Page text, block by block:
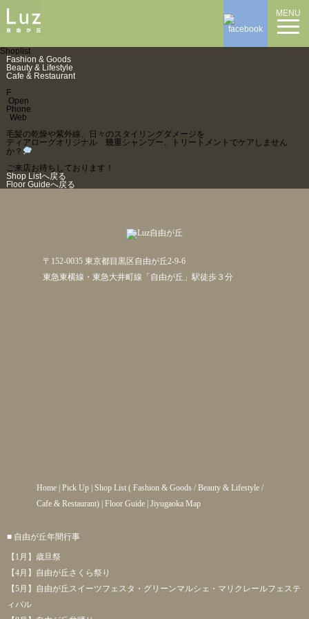
MENU
Shoplist
Fashion & Goods
Beauty & Lifestyle
Cafe & Restaurant
F
Open
Phone
Web
毛髪の乾燥や紫外線、日々のスタイリングダメージを
ディアローグオリジナル 幾重シャンプー、トリートメントでケアしません
か？
ご来店お待ちしております！
Shop Listへ戻る
Floor Guideへ戻る
〒152-0035 東京都目黒区自由が丘2-9-6
東急東横線・東急大井町線「自由が丘」駅徒歩３分
Home| Pick Up| Shop List( Fashion & Goods / Beauty & Lifestyle/
Cafe & Restaurant) | Floor Guide| Jiyugaoka Map
■ 自由が丘年間行事
【1月】歳旦祭
【4月】自由が丘さくら祭り
【5月】自由が丘スイーツフェスタ・グリーンマルシェ・マリクレールフェステ
ィバル